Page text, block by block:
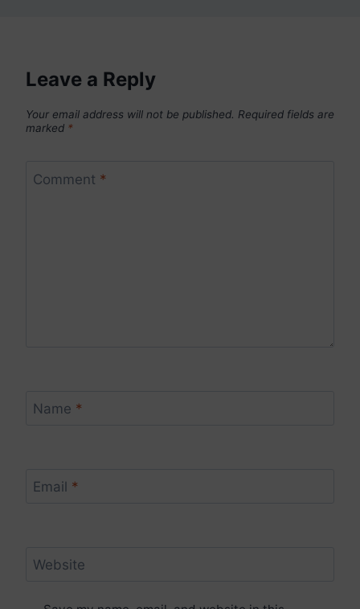
Leave a Reply
Your email address will not be published. Required fields are
marked *
Comment *
Name *
Email *
Website